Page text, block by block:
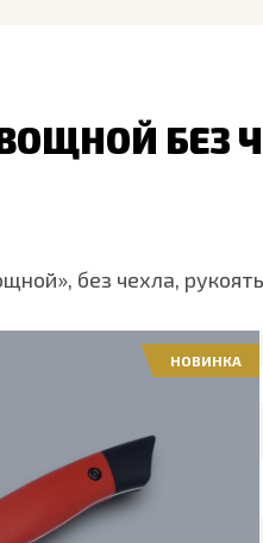
БЕЗ
без чехла,
НОВИНКА